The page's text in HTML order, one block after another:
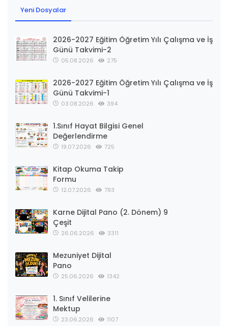
Yeni Dosyalar
2026-2027 Eğitim Öğretim Yılı Çalışma ve İş
Günü Takvimi-2
05.08.2026 275
2026-2027 Eğitim Öğretim Yılı Çalışma ve İş
Günü Takvimi-1
03.08.2026 394
1.Sınıf Hayat Bilgisi Genel
Değerlendirme
19.07.2026 725
Kitap Okuma Takip
Formu
12.07.2026 793
Karne Dijital Pano (2. Dönem) 9
Çeşit
26.06.2026 3311
Mezuniyet Dijital
Pano
25.06.2026 1342
1. Sınıf Velilerine
Mektup
23.06.2026 1107